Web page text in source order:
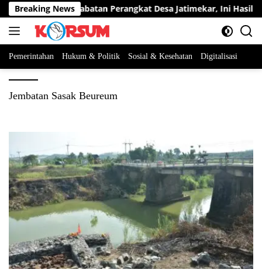
Langsung
ke
konten
Breaking News
Berebut Dua Jabatan Perangkat Desa Jatimekar, Ini Hasil
Pemerintahan Hukum & Politik Sosial & Kesehatan Digitalisasi
Jembatan Sasak Beureum